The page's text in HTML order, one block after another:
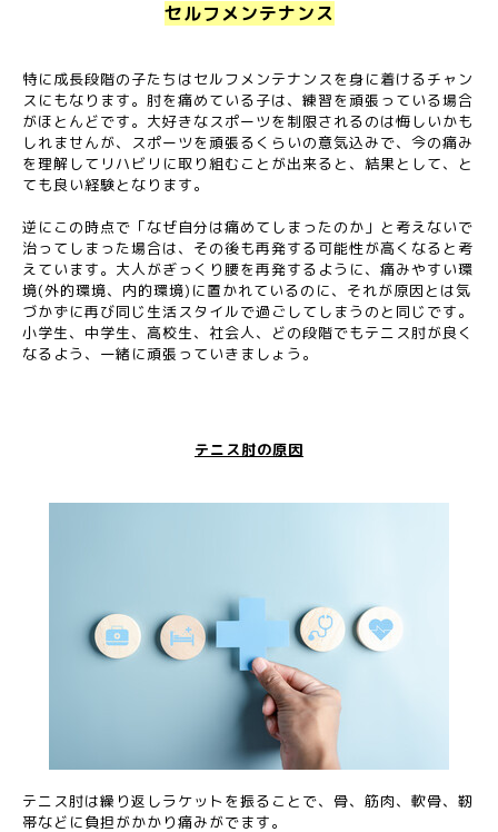
セルフメンテナンス
特に成長段階の子たちはセルフメンテナンスを身に着けるチャン
スにもなります。肘を痛めている子は、練習を頑張っている場合
がほとんどです。大好きなスポーツを制限されるのは悔しいかも
しれませんが、スポーツを頑張るくらいの意気込みで、今の痛み
を理解してリハビリに取り組むことが出来ると、結果として、と
ても良い経験となります。
逆にこの時点で「なぜ自分は痛めてしまったのか」と考えないで
治ってしまった場合は、その後も再発する可能性が高くなると考
えています。大人がぎっくり腰を再発するように、痛みやすい環
境(外的環境、内的環境)に置かれているのに、それが原因とは気
づかずに再び同じ生活スタイルで過ごしてしまうのと同じです。
小学生、中学生、高校生、社会人、どの段階でもテニス肘が良く
なるよう、一緒に頑張っていきましょう。
テニス肘の原因
テニス肘は繰り返しラケットを振ることで、骨、筋肉、軟骨、靭
帯などに負担がかかり痛みがでます。